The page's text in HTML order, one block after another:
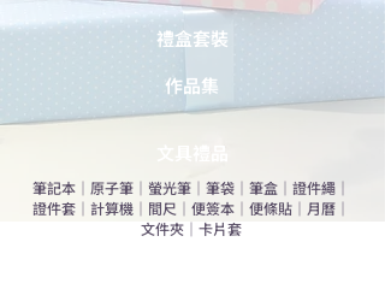
禮盒套裝
作品集
​文具禮品
筆記本 ｜ 原子筆 ｜ 螢光筆 ｜ 筆袋 ｜ 筆盒 ｜ 證件繩 ｜
證件套 ｜ 計算機 ｜ 間尺 ｜ 便簽本 ｜ 便條貼 ｜ 月曆 ｜
文件夾 ｜ 卡片套